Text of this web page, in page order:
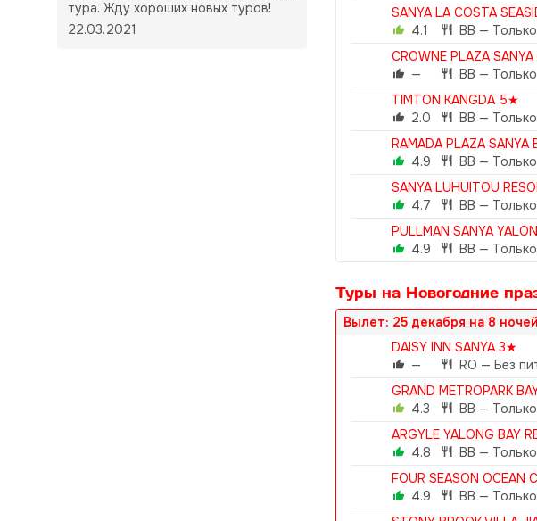
тура. Жду хороших новых туров!
22.03.2021
SANYA LA COSTA
4.1
BB —
CROWNE PLAZA
—
BB —
TIMTON KANGDA 5★
2.0
BB —
RAMADA PLAZA SANYA
4.9
BB —
SANYA LUHUITOU
4.7
BB —
PULLMAN SANYA
4.9
BB —
Туры на Новогодние
Вылет: 25 декабря на 8 ночей
DAISY INN SANYA 3★
—
RO — Без
GRAND METROPARK
4.3
BB —
ARGYLE YALONG BAY
4.8
BB —
FOUR SEASON OCEAN
4.9
BB —